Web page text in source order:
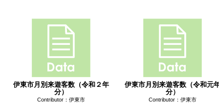
伊東市月別来遊客数（令和２年
分）
Contributor：伊東市
伊東市月別来遊客数（令和元
分）
Contributor：伊東市